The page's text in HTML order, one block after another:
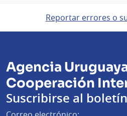
Reportar errores o
Agencia
Cooperación
Suscribirse al boletín